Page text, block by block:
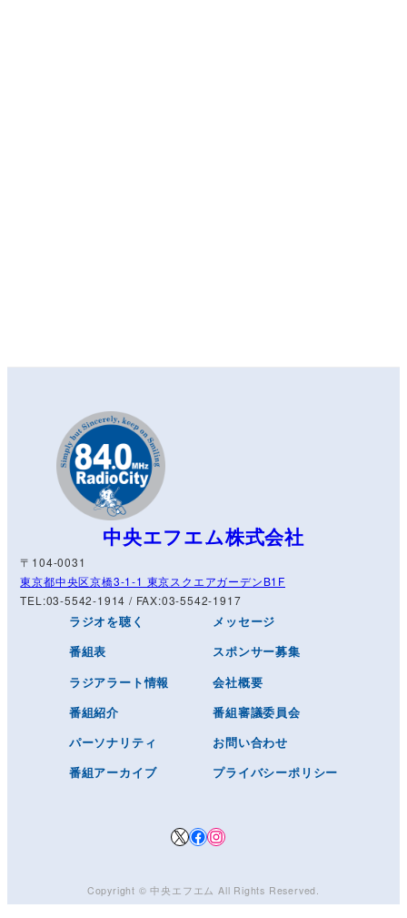
中央エフエム株式会社
〒104-0031
東京都中央区京橋3-1-1 東京スクエアガーデンB1F
TEL:03-5542-1914 / FAX:03-5542-1917
ラジオを聴く
番組表
ラジアラート情報
番組紹介
パーソナリティ
番組アーカイブ
メッセージ
スポンサー募集
会社概要
番組審議委員会
お問い合わせ
プライバシーポリシー
XFacebook
Instagram
Copyright © ️中央エフエム All Rights Reserved.